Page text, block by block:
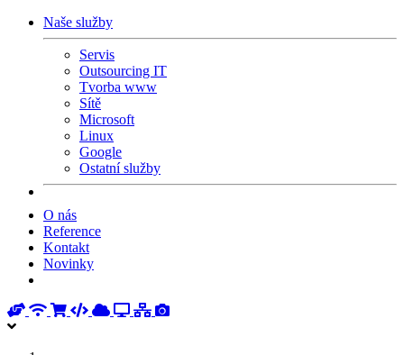
Naše služby
Servis
Outsourcing IT
Tvorba www
Sítě
Microsoft
Linux
Google
Ostatní služby
O nás
Reference
Kontakt
Novinky